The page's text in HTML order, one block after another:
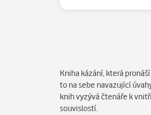
Kniha kázání, která
to na sebe navazující
knih vyzývá čtenáře k
souvislostí.